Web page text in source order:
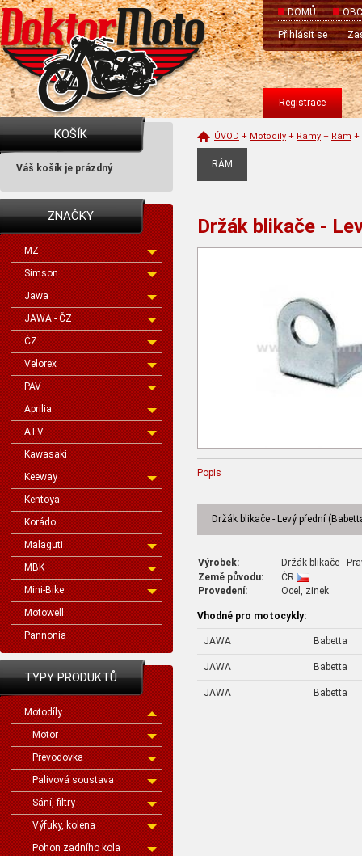
DOMŮ
Přihlásit se
Registrace
KOŠÍK
Váš košík je prázdný
ZNAČKY
MZ
Simson
Jawa
JAWA - ČZ
ČZ
Velorex
PAV
Aprilia
ATV
Kawasaki
Keeway
Kentoya
Korádo
Malaguti
MBK
Mini-Bike
Motowell
Pannonia
TYPY PRODUKTŮ
Motodíly
Motor
Převodovka
Palivová soustava
Sání, filtry
Výfuky, kolena
Pohon zadního kola
ÚVOD + Motodíly + Rámy + Rám +
RÁM
Držák blikače -
Popis
Držák blikače - Levý přední
Výrobek:
Držák blikače -
Země původu:
ČR
Provedení:
Ocel, zinek
Vhodné pro motocykly:
JAWA Babetta
JAWA Babetta
JAWA Babetta